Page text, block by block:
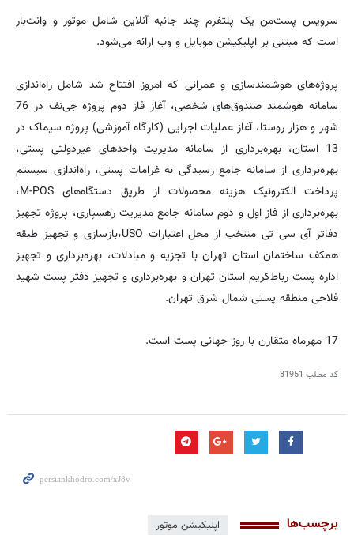
سرویس پست‌من یک پلتفرم چند جانبه آنلاین شامل موتور و وانت‌بار
است که مبتنی بر اپلیکیشن موبایل و وب ارائه می‌شود.
پروژه‌های هوشمندسازی و عمرانی که امروز افتتاح شد شامل راه‌اندازی
سامانه هوشمند صندوق‌های شخصی، آغاز فاز دوم پروژه جی‌نف در 76
شهر و هزار روستا،‌ آغاز عملیات اجرایی (کارگاه آموزشی) پروژه سیماک در
13 استان، بهره‌برداری از سامانه مدیریت واحدهای غیردولتی پستی،
بهره‌برداری از سامانه جامع رسیدگی به غرامات پستی، راه‌اندازی سیستم
پرداخت الکترونیک هزینه محصولات از طریق دستگاه‌های M-POS،
بهره‌‌برداری از فاز اول و دوم سامانه جامع مدیریت رهسپاری، پروژه تجهیز
دفاتر آی سی تی منتخب از محل اعتبارات USO،‌بازسازی و تجهیز طبقه
همکف ساختمان استان تهران با تجزیه و مبادلات، بهره‌برداری و تجهیز
اداره پست رباط‌کریم استان تهران و بهره‌برداری و تجهیز دفتر پست شهید
فلاحی منطقه پستی شمال شرق تهران.
17 مهرماه متقارن با روز جهانی پست است.
کد مطلب 81951
برچسب‌ها اپلیکیشن موتور